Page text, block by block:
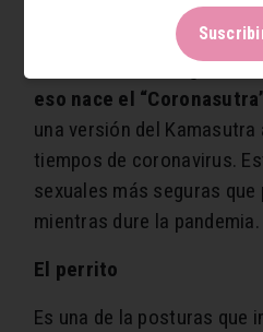
En el caso de que haya
menos, cambiar algunas
eso nace el
una versión del Kamasutra
tiempos de coronavirus.
sexuales más seguras
mientras dure la pandemia.
El perrito
Es una de la posturas que